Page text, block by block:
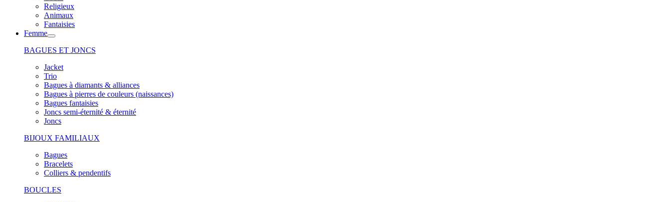
Religieux
Animaux
Fantaisies
Femme
BAGUES ET JONCS
Jacket
Trio
Bagues à diamants & alliances
Bagues à pierres de couleurs (naissances)
Bagues fantaisies
Joncs semi-éternité & éternité
Joncs
BIJOUX FAMILIAUX
Bagues
Bracelets
Colliers & pendentifs
BOUCLES